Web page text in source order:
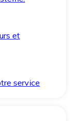
et
service